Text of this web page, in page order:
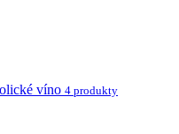
víno 4 produkty